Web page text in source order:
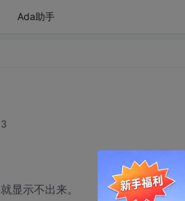
Ada助手
显示不出来。